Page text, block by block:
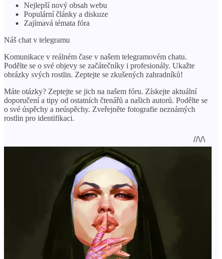
Nejlepší nový obsah webu
Populární články a diskuze
Zajímavá témata fóra
Náš chat v telegramu
Komunikace v reálném čase v našem telegramovém chatu.
Podělte se o své objevy se začátečníky i profesionály. Ukažte
obrázky svých rostlin. Zeptejte se zkušených zahradníků!
Máte otázky? Zeptejte se jich na našem fóru. Získejte aktuální
doporučení a tipy od ostatních čtenářů a našich autorů. Podělte se
o své úspěchy a neúspěchy. Zveřejněte fotografie neznámých
rostlin pro identifikaci.